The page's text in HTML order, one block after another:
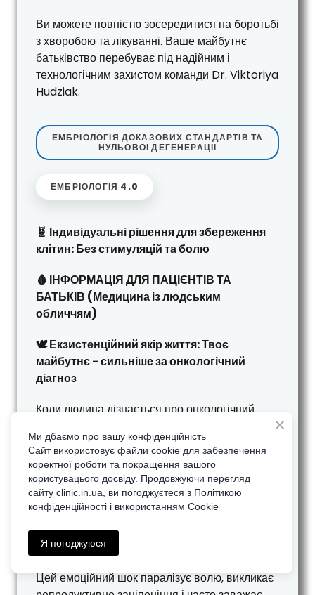
Ви можете повністю зосередитися на боротьбі
з хворобою та лікуванні. Ваше майбутнє
батьківство перебуває під надійним і
технологічним захистом команди Dr. Viktoriya
Hudziak.
ЕМБРІОЛОГІЯ ДОКАЗОВИХ СТАНДАРТІВ ТА
НУЛЬОВОЇ ДЕГЕНЕРАЦІЇ
ЕМБРІОЛОГІЯ 4.0
🧬 Індивідуальні рішення для збереження
клітин: Без стимуляцій та болю
🩸 ІНФОРМАЦІЯ ДЛЯ ПАЦІЄНТІВ ТА
БАТЬКІВ (Медицина із людським
обличчям)
🕊️ Екзистенційний якір життя: Твоє
майбутнє - сильніше за онкологічний
діагноз
Коли людина дізнається про онкологічний
медичній науці цей стан чітко класифікується
якСиндром подвійної загрози— момент,
коли ви одночасно переживаєте два
найглибші страхи: страх за власне життя та
страх назавжди втратити можливість
продовжити свій рід, народити дитину,
обійняти майбутнього сина чи доньку.
Цей емоційний шок паралізує волю, викликає
Ми дбаємо про вашу конфіденційність
Сайт використовує файли cookie для забезпечення
коректної роботи та покращення вашого
користувацього досвіду. Продовжуючи перегляд
сайту clіnic.in.ua, ви погоджуєтеся з Політикою
конфіденційності і використанням Cookie
Я погоджуюся